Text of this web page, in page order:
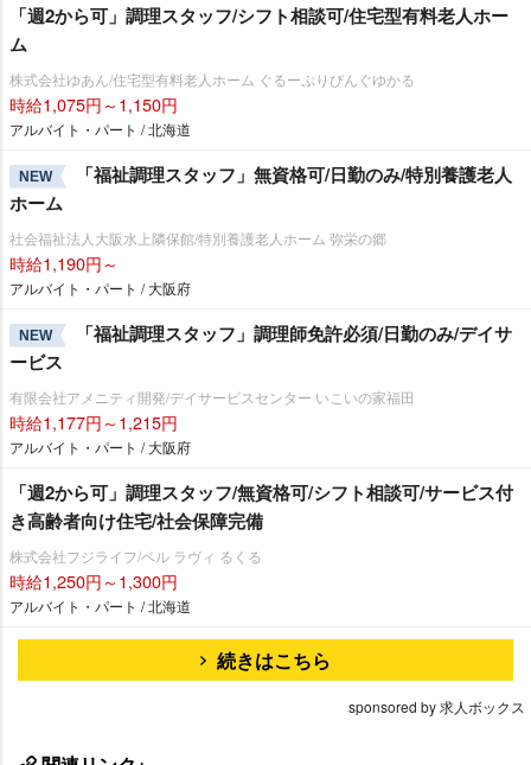
「週2から可」調理スタッフ/シフト相談可/住宅型有料老人ホー
ム
株式会社ゆあん/住宅型有料老人ホーム ぐるーぷりびんぐゆかる
時給1,075円～1,150円
アルバイト・パート / 北海道
NEW
「福祉調理スタッフ」無資格可/日勤のみ/特別養護老人
ホーム
社会福祉法人大阪水上隣保館/特別養護老人ホーム 弥栄の郷
時給1,190円～
アルバイト・パート / 大阪府
NEW
「福祉調理スタッフ」調理師免許必須/日勤のみ/デイサ
ービス
有限会社アメニティ開発/デイサービスセンター いこいの家福田
時給1,177円～1,215円
アルバイト・パート / 大阪府
「週2から可」調理スタッフ/無資格可/シフト相談可/サービス付
き高齢者向け住宅/社会保障完備
株式会社フジライフ/ベル ラヴィ るくる
時給1,250円～1,300円
アルバイト・パート / 北海道
続きはこちら
sponsored by 求人ボックス